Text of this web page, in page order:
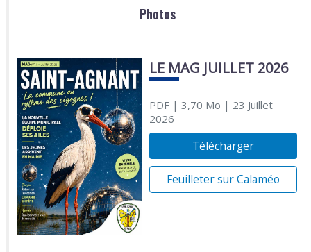
Photos
LE MAG JUILLET 2026
PDF| 3,70 Mo | 23 Juillet
2026
Télécharger
Feuilleter sur Calaméo